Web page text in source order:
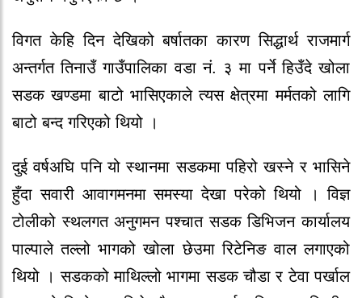
विगत केहि दिन देखिको बर्षातका कारण सिद्धार्थ राजमार्ग
अन्तर्गत तिनाउँ गाउँपालिका वडा नं. ३ मा पर्ने हिउँदे खोला
सडक खण्डमा बाटो भासिएकाले त्यस क्षेत्रमा मर्मतको लागि
बाटो बन्द गरिएको थियो ।
दुई वर्षअघि पनि यो स्थानमा सडकमा पहिरो खस्ने र भासिने
हुँदा सवारी आवागमनमा समस्या देखा परेको थियो । विज्ञ
टोलीको स्थलगत अनुगमन पश्चात सडक डिभिजन कार्यालय
पाल्पाले तल्लो भागको खोला छेउमा रिटेनिङ वाल लगाएको
थियो । सडकको माथिल्लो भागमा सडक चौडा र टेवा पर्खाल